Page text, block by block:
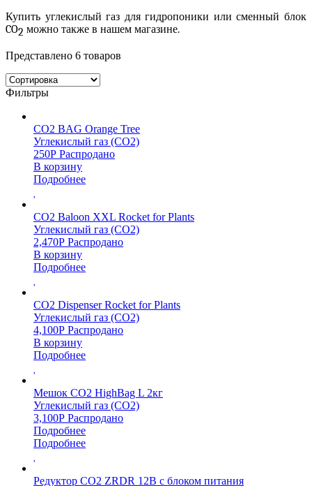
Купить углекислый газ для гидропоники илисменный блок
CO2 можно также в нашем магазине.
Представлено 6 товаров
Фильтры
CO2 BAG Orange Tree
Углекислый газ (CO2)
250Р Распродано
В корзину
Подробнее
CO2 Baloon XXL Rocket for Plants
Углекислый газ (CO2)
2,470Р Распродано
В корзину
Подробнее
CO2 Dispenser Rocket for Plants
Углекислый газ (CO2)
4,100Р Распродано
В корзину
Подробнее
Мешок CO2 HighBag L 2кг
Углекислый газ (CO2)
3,100Р Распродано
Подробнее
Подробнее
Редуктор CO2 ZRDR 12В с блоком питания